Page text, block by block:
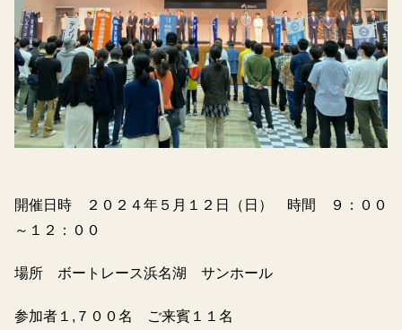
開催日時 ２０２４年５月１２日（日） 時間 ９：００
～１２：００
場所 ボートレース浜名湖 サンホール
参加者１,７００名 ご来賓１１名